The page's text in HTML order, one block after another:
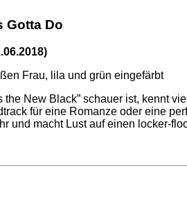
Gotta Do
the New Black” schauer ist, kennt
für eine Romanze oder eine
und macht Lust auf einen locker-